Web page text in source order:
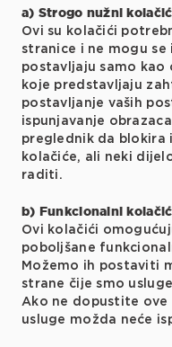
a) Strogo nužni
Ovi su kolačići
stranice i ne mogu se
postavljaju samo kao
koje predstavljaju
postavljanje vaših
ispunjavanje
preglednik da blokira
kolačiće, ali neki
raditi.
b) Funkcionalni
Ovi kolačići
poboljšane
Možemo ih postaviti
strane čije smo
Ako ne dopustite ove
usluge možda neće